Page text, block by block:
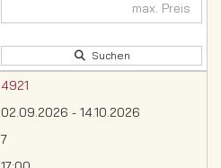
Suchen
4921
02.09.2026 - 14.10.2026
7